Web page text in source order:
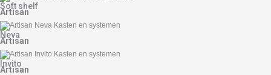
Soft shelf
Artisan
Neva
Artisan
Invito
Artisan